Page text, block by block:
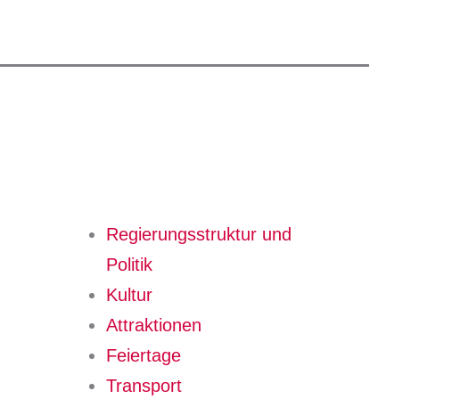
Regierungsstruktur und
Politik
Kultur
Attraktionen
Feiertage
Transport